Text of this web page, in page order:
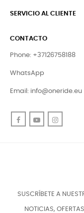
SERVICIO AL CLIENTE
CONTACTO
Phone: +37126758188
WhatsApp
Email: info@oneride.eu
FacebookYouTube
SUSCRÍBETE A
NOTICIAS,